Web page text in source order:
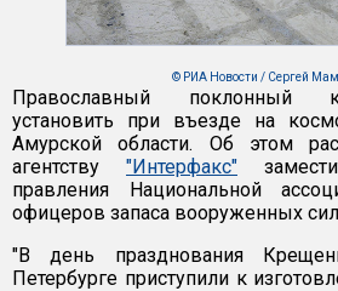
© РИА Новости / Сергей
Православный поклонный
установить при въезде на
Амурской области. Об этом
агентству "Интерфакс"
правления Национальной
офицеров запаса вооруженных
"В день празднования
Петербурге приступили к